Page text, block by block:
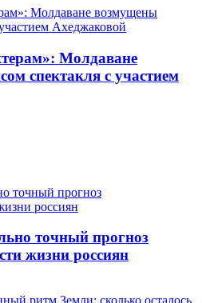
Молдаване
спектакля с участием
точный прогноз
жизни россиян